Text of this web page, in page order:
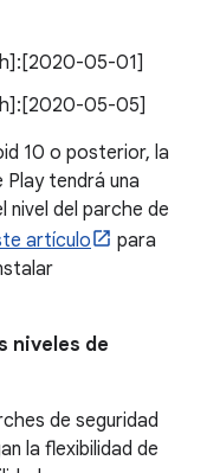
05-01]
05-05]
10 o posterior, la
tendrá una
nivel del parche de
artículo
para
niveles de
de seguridad
la flexibilidad de